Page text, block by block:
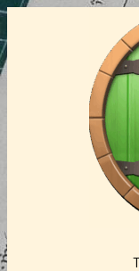
Vai
al
contenuto